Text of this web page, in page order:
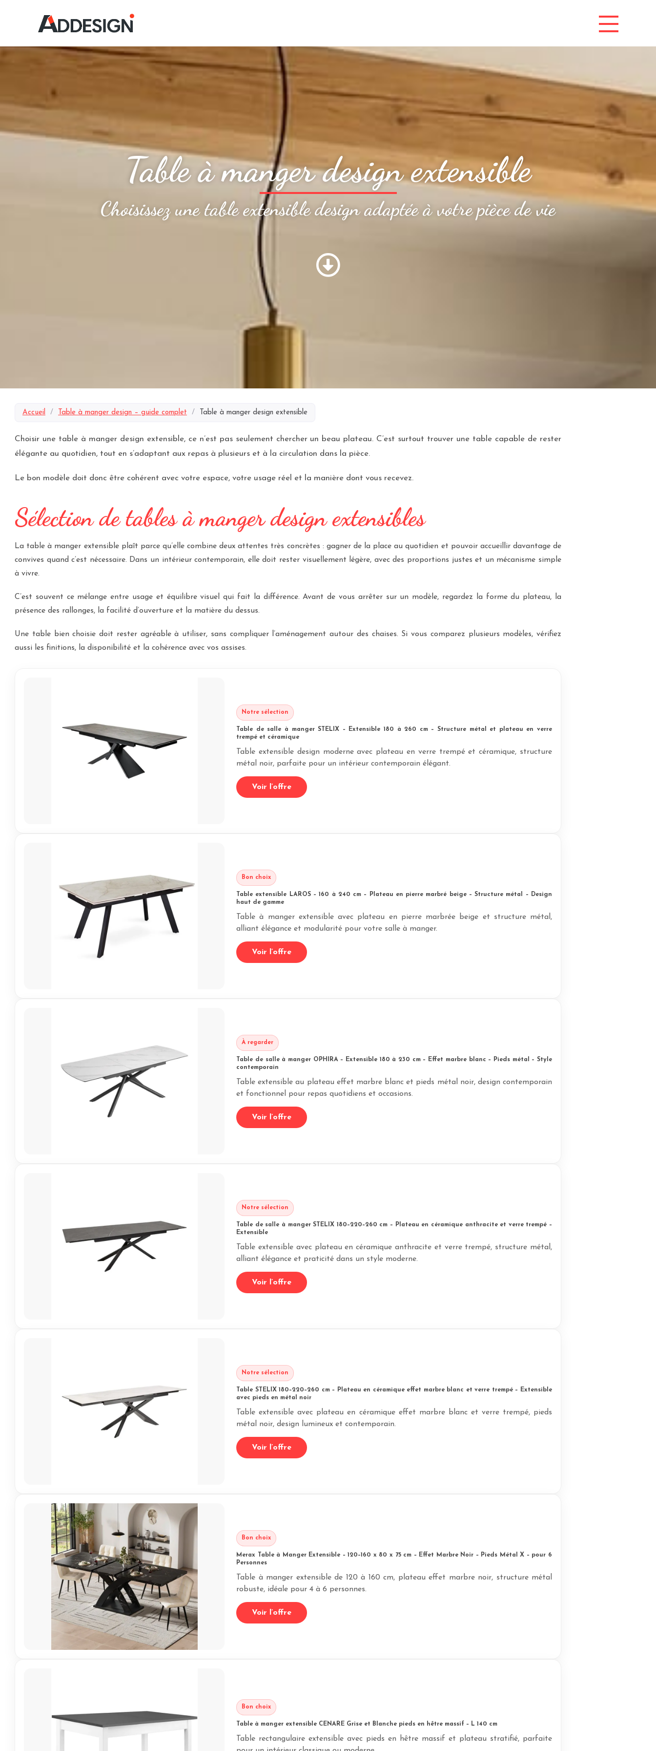
Table à manger design extensible
Choisissez une table extensible design adaptée à votre pièce de vie
Accueil / Table à manger design – guide complet / Table à manger design extensible
Choisir une table à manger design extensible, ce n’est pas seulement chercher un beau plateau. C’est surtout trouver une table capable de rester
élégante au quotidien, tout en s’adaptant aux repas à plusieurs et à la circulation dans la pièce.
Le bon modèle doit donc être cohérent avec votre espace, votre usage réel et la manière dont vous recevez.
Sélection de tables à manger design extensibles
La table à manger extensible plaît parce qu’elle combine deux attentes très concrètes : gagner de la place au quotidien et pouvoir accueillir davantage de
convives quand c’est nécessaire. Dans un intérieur contemporain, elle doit rester visuellement légère, avec des proportions justes et un mécanisme simple
à vivre.
C’est souvent ce mélange entre usage et équilibre visuel qui fait la différence. Avant de vous arrêter sur un modèle, regardez la forme du plateau, la
présence des rallonges, la facilité d’ouverture et la matière du dessus.
Une table bien choisie doit rester agréable à utiliser, sans compliquer l’aménagement autour des chaises. Si vous comparez plusieurs modèles, vérifiez
aussi les finitions, la disponibilité et la cohérence avec vos assises.
Notre sélection
Table de salle à manger STELIX – Extensible 180 à 260 cm – Structure métal et plateau en verre
trempé et céramique
Table extensible design moderne avec plateau en verre trempé et céramique, structure
métal noir, parfaite pour un intérieur contemporain élégant.
Voir l’offre
Bon choix
Table extensible LAROS – 160 à 240 cm – Plateau en pierre marbré beige – Structure métal – Design
haut de gamme
Table à manger extensible avec plateau en pierre marbrée beige et structure métal,
alliant élégance et modularité pour votre salle à manger.
Voir l’offre
À regarder
Table de salle à manger OPHIRA – Extensible 180 à 230 cm – Effet marbre blanc – Pieds métal – Style
contemporain
Table extensible au plateau effet marbre blanc et pieds métal noir, design contemporain
et fonctionnel pour repas quotidiens et occasions.
Voir l’offre
Notre sélection
Table de salle à manger STELIX 180–220–260 cm – Plateau en céramique anthracite et verre trempé –
Extensible
Table extensible avec plateau en céramique anthracite et verre trempé, structure métal,
alliant élégance et praticité dans un style moderne.
Voir l’offre
Notre sélection
Table STELIX 180–220–260 cm – Plateau en céramique effet marbre blanc et verre trempé – Extensible
avec pieds en métal noir
Table extensible avec plateau en céramique effet marbre blanc et verre trempé, pieds
métal noir, design lumineux et contemporain.
Voir l’offre
Bon choix
Merax Table à Manger Extensible – 120–160 x 80 x 75 cm – Effet Marbre Noir – Pieds Métal X – pour 6
Personnes
Table à manger extensible de 120 à 160 cm, plateau effet marbre noir, structure métal
robuste, idéale pour 4 à 6 personnes.
Voir l’offre
Bon choix
Table à manger extensible CENARE Grise et Blanche pieds en hêtre massif – L 140 cm
Table rectangulaire extensible avec pieds en hêtre massif et plateau stratifié, parfaite